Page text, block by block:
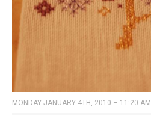
MONDAY JANUARY 4TH, 2010 – 11:20 AM